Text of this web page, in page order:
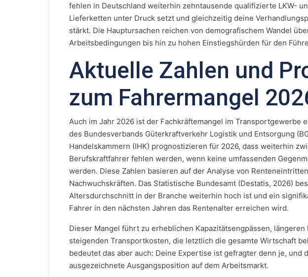
fehlen in Deutschland weiterhin zehntausende qualifizierte LKW-
Lieferketten unter Druck setzt und gleichzeitig deine
stärkt. Die Hauptursachen reichen von demografischem Wandel
Arbeitsbedingungen bis hin zu hohen Einstiegshürden für den
Aktuelle Zahlen und
zum Fahrermangel
Auch im Jahr 2026 ist der Fachkräftemangel im Transportgewerbe
des Bundesverbands Güterkraftverkehr Logistik und Entsorgung
Handelskammern (IHK) prognostizieren für 2026, dass weiterhin
Berufskraftfahrer fehlen werden, wenn keine umfassenden
werden. Diese Zahlen basieren auf der Analyse von
Nachwuchskräften. Das Statistische Bundesamt (Destatis, 2026)
Altersdurchschnitt in der Branche weiterhin hoch ist und ein
Fahrer in den nächsten Jahren das Rentenalter erreichen wird.
Dieser Mangel führt zu erheblichen Kapazitätsengpässen,
steigenden Transportkosten, die letztlich die gesamte Wirtschaft
bedeutet das aber auch: Deine Expertise ist gefragter denn je, und
ausgezeichnete Ausgangsposition auf dem Arbeitsmarkt.